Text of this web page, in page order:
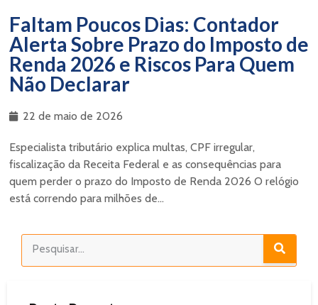
Faltam Poucos Dias: Contador
Alerta Sobre Prazo do Imposto de
Renda 2026 e Riscos Para Quem
Não Declarar
22 de maio de 2026
Especialista tributário explica multas, CPF irregular,
fiscalização da Receita Federal e as consequências para
quem perder o prazo do Imposto de Renda 2026 O relógio
está correndo para milhões de...